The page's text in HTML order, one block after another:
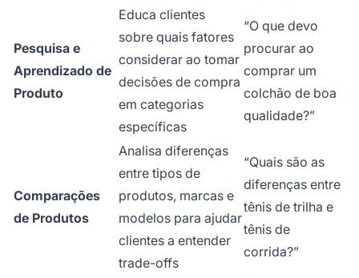
Pesquisa e
Aprendizado de
Produto
Educa clientes
sobre quais fatores
considerar ao tomar
decisões de compra
em categorias
específicas
“O que devo
procurar ao
comprar um
colchão de boa
qualidade?”
Comparações
de Produtos
Analisa diferenças
entre tipos de
produtos, marcas e
modelos para ajudar
clientes a entender
trade-offs
“Quais são as
diferenças entre
tênis de trilha e
tênis de
corrida?”